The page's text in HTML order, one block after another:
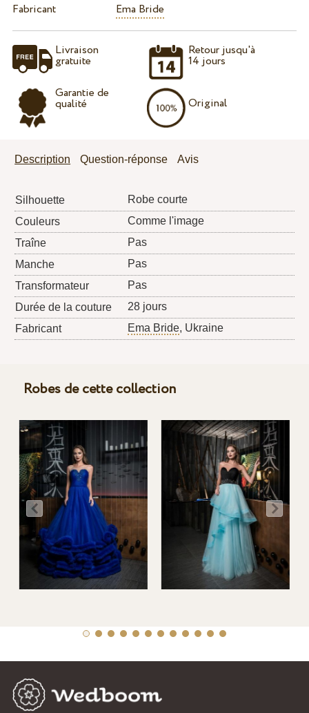
Fabricant
Ema Bride
Livraison
gratuite
Garantie de
qualité
Retour jusqu'à
14 jours
Original
Description Question-réponse Avis
Silhouette
Robe courte
Couleurs
Comme l'image
Traîne
Pas
Manche
Pas
Transformateur
Pas
Durée de la couture
28 jours
Fabricant
Ema Bride, Ukraine
Robes de cette collection